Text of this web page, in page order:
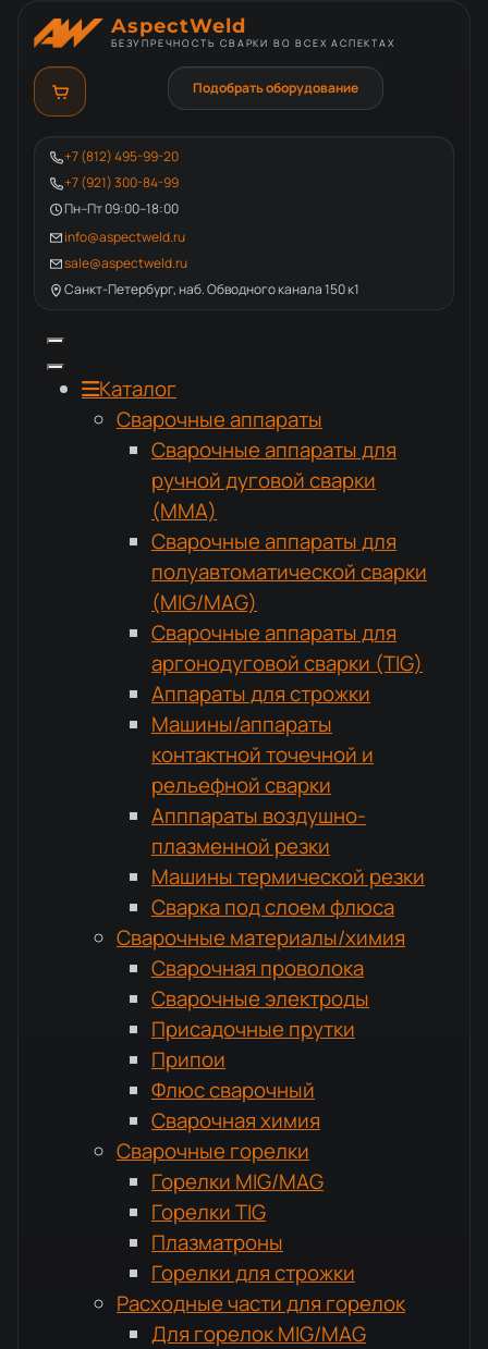
AspectWeld
БЕЗУПРЕЧНОСТЬ СВАРКИ ВО ВСЕХ АСПЕКТАХ
+7 (812) 495-99-20
+7 (921) 300-84-99
Пн–Пт 09:00–18:00
info@aspectweld.ru
sale@aspectweld.ru
Санкт-Петербург, наб. Обводного канала 150 к1
Подобрать оборудование
Каталог
Сварочные аппараты
Сварочные аппараты для
ручной дуговой сварки
(MMA)
Сварочные аппараты для
полуавтоматической сварки
(MIG/MAG)
Сварочные аппараты для
аргонодуговой сварки (TIG)
Аппараты для строжки
Машины/аппараты
контактной точечной и
рельефной сварки
Апппараты воздушно-
плазменной резки
Машины термической резки
Сварка под слоем флюса
Сварочные материалы/химия
Сварочная проволока
Сварочные электроды
Присадочные прутки
Припои
Флюс сварочный
Сварочная химия
Сварочные горелки
Горелки MIG/MAG
Горелки TIG
Плазматроны
Горелки для строжки
Расходные части для горелок
Для горелок MIG/MAG